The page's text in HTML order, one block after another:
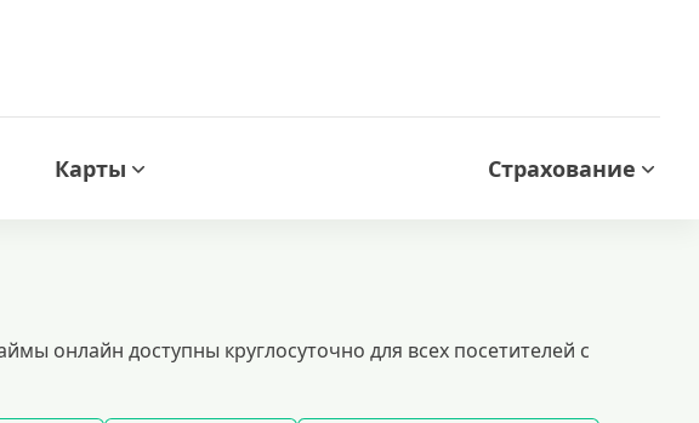
Карты Страхование
онлайн доступны круглосуточно для всех посетителей с